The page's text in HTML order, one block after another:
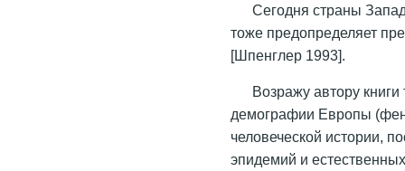
Сегодня страны
тоже предопределяет
[Шпенглер 1993].
Возражу автору
демографии Европы
человеческой истории,
эпидемий и